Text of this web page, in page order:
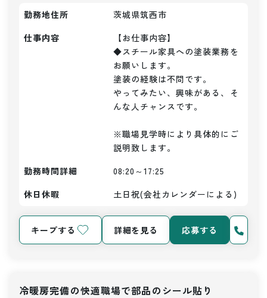
勤務地住所
茨城県筑西市
仕事内容
【お仕事内容】
◆スチール家具への塗装業務を
お願いします。
塗装の経験は不問です。
やってみたい、興味がある、そ
んな人チャンスです。
※職場見学時により具体的にご
説明致します。
勤務時間詳細
08:20～17:25
休日休暇
土日祝(会社カレンダーによる)
キープする 詳細を見る 応募する
冷暖房完備の快適職場で部品のシール貼り